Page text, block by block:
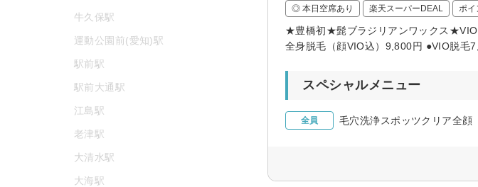
◎ 本日空席あり 楽天スーパーDEAL ポ
★豊橋初★髭ブラジリアンワックス
全身脱毛（顔VIO込）9,800円 ●VIO脱毛
スペシャルメニュー
全員 毛穴洗浄スポッツクリア全顔
牛久保駅
運動公園前(愛知)駅
駅前駅
駅前大通駅
江島駅
老津駅
大清水駅
大海駅